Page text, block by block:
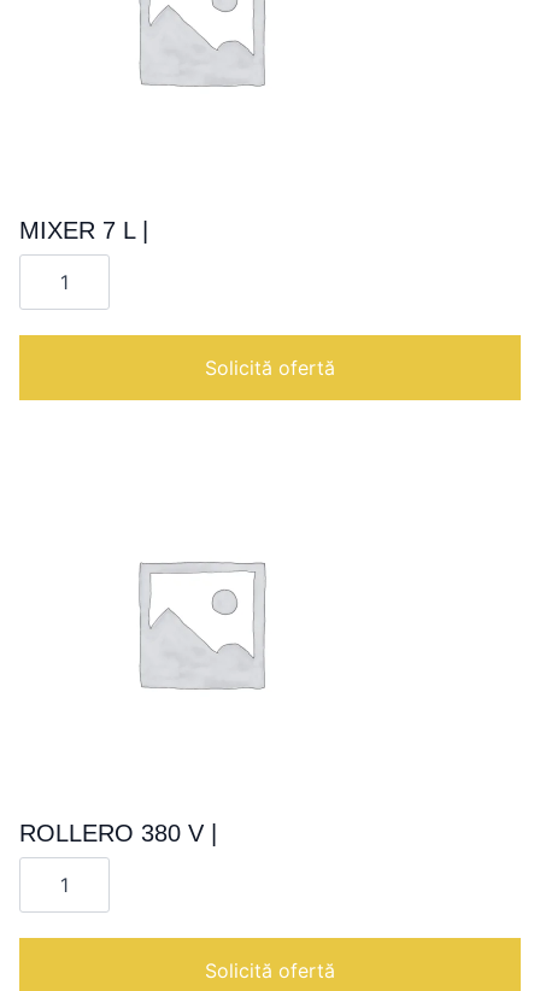
MIXER 7 L |
Cantitate
MIXER
|
Solicită ofertă
ROLLERO 380 V |
Cantitate
ROLLERO
|
Solicită ofertă